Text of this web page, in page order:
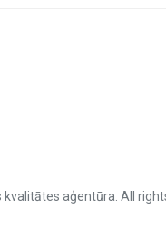
aģentūra. All